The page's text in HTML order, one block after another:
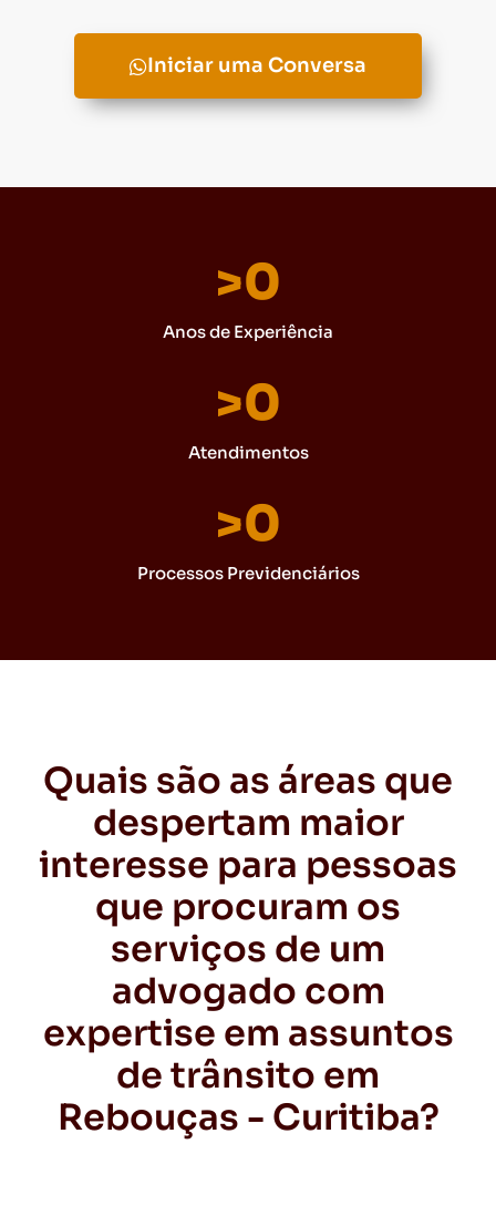
Iniciar uma Conversa
Anos de Experiência
>0
Atendimentos
>0
Processos Previdenciários
>0
Quais são as áreas que
despertam maior
interesse para pessoas
que procuram os
serviços de um
advogado com
expertise em assuntos
de trânsito em
Rebouças - Curitiba?